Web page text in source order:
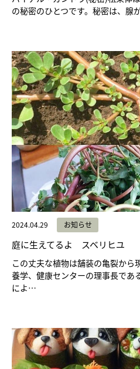
の秘密のひとつです。秘密は、
2024.04.29 お知らせ
庭に生えてるよ スベリヒユ
この丈夫な植物は舗装の亀裂から
養学、健康センターの理事長であ
によ…